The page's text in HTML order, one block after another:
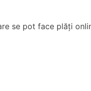
se pot face plăți